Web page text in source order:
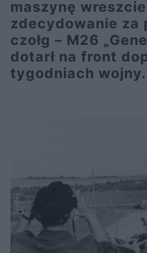
maszynę
zdecydowanie za
czołg – M26
dotarł na front
tygodniach wojny.